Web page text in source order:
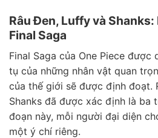
Râu Đen, Luffy và
Final Saga
Final Saga của One Piece được
tụ của những nhân vật quan
của thế giới sẽ được định đoạt.
Shanks đã được xác định là ba
đoạn này, mỗi người đại diện
một ý chí riêng.